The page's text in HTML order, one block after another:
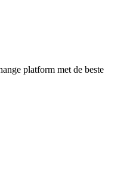
platform met de beste